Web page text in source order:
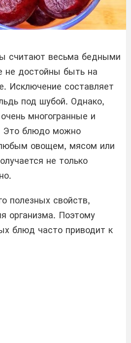
считают весьма бедными
не достойны быть на
Исключение составляет
под шубой. Однако,
многогранные и
Это блюдо можно
овощем, мясом или
не только
полезных свойств,
организма. Поэтому
блюд часто приводит к